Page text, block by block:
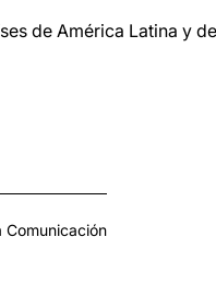
de América Latina y